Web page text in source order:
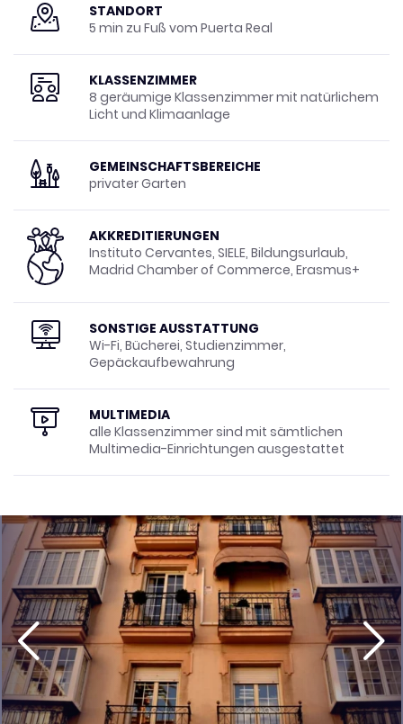
STANDORT
5 min zu Fuß vom Puerta Real
KLASSENZIMMER
8 geräumige Klassenzimmer mit natürlichem
Licht und Klimaanlage
GEMEINSCHAFTSBEREICHE
privater Garten
AKKREDITIERUNGEN
Instituto Cervantes, SIELE, Bildungsurlaub,
Madrid Chamber of Commerce, Erasmus+
SONSTIGE AUSSTATTUNG
Wi-Fi, Bücherei, Studienzimmer,
Gepäckaufbewahrung
MULTIMEDIA
alle Klassenzimmer sind mit sämtlichen
Multimedia-Einrichtungen ausgestattet